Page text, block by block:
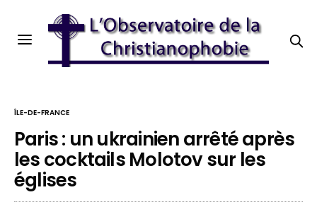
ÎLE-DE-FRANCE
Paris : un ukrainien arrêté après
les cocktails Molotov sur les
églises